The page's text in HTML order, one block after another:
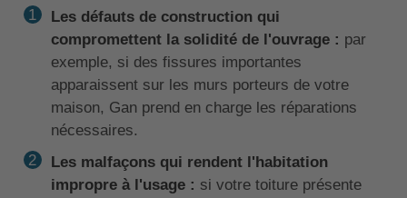
Les défauts de construction qui
compromettent la solidité de l'ouvrage : par
exemple, si des fissures importantes
apparaissent sur les murs porteurs de votre
maison, Gan prend en charge les réparations
nécessaires.
Les malfaçons qui rendent l'habitation
impropre à l'usage : si votre toiture présente